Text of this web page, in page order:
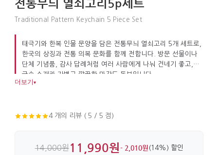
전통무늬 열쇠고리5p세트
Traditional Pattern Keychain 5 Piece Set
태극기와 한복 인물 문양을 담은 전통무늬 열쇠고리 5개 세트로,
한국의 상징과 전통 의복 문화를 함께 전합니다. 방문 선물이나
단체 기념품, 감사 답례처럼 여러 사람에게 나눠 건네기 좋고,
금속 소재라 가볍고 깔끔한 마감도 돋보입니다.
더보기 ▾
4 개의 리뷰 ( 5 / 5 점)
14,000원11,990원- 2,010원 (14%) 할인